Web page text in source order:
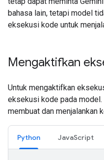
bahasa lain, tetapi model
eksekusi kode untuk
Mengaktifkan
Untuk mengaktifkan
eksekusi kode pada
membuat dan menjalankan
Python JavaScript